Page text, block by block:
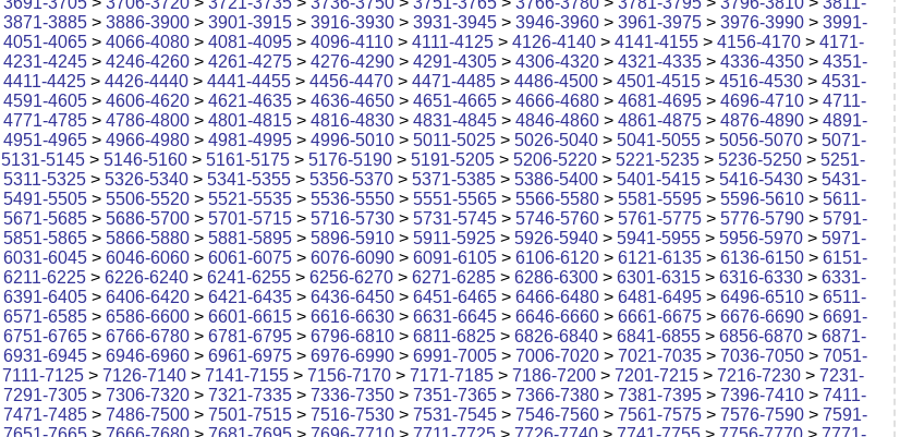
3871-3885 > 3886-3900 > 3901-3915 > 3916-3930 > 3931-3945 > 3946-3960 > 3961-3975 > 3976-3990 > 3991-
4051-4065 > 4066-4080 > 4081-4095 > 4096-4110 > 4111-4125 > 4126-4140 > 4141-4155 > 4156-4170 > 4171-
4231-4245 > 4246-4260 > 4261-4275 > 4276-4290 > 4291-4305 > 4306-4320 > 4321-4335 > 4336-4350 > 4351-
4411-4425 > 4426-4440 > 4441-4455 > 4456-4470 > 4471-4485 > 4486-4500 > 4501-4515 > 4516-4530 > 4531-
4591-4605 > 4606-4620 > 4621-4635 > 4636-4650 > 4651-4665 > 4666-4680 > 4681-4695 > 4696-4710 > 4711-
4771-4785 > 4786-4800 > 4801-4815 > 4816-4830 > 4831-4845 > 4846-4860 > 4861-4875 > 4876-4890 > 4891-
4951-4965 > 4966-4980 > 4981-4995 > 4996-5010 > 5011-5025 > 5026-5040 > 5041-5055 > 5056-5070 > 5071-
5131-5145 > 5146-5160 > 5161-5175 > 5176-5190 > 5191-5205 > 5206-5220 > 5221-5235 > 5236-5250 > 5251-
5311-5325 > 5326-5340 > 5341-5355 > 5356-5370 > 5371-5385 > 5386-5400 > 5401-5415 > 5416-5430 > 5431-
5491-5505 > 5506-5520 > 5521-5535 > 5536-5550 > 5551-5565 > 5566-5580 > 5581-5595 > 5596-5610 > 5611-
5671-5685 > 5686-5700 > 5701-5715 > 5716-5730 > 5731-5745 > 5746-5760 > 5761-5775 > 5776-5790 > 5791-
5851-5865 > 5866-5880 > 5881-5895 > 5896-5910 > 5911-5925 > 5926-5940 > 5941-5955 > 5956-5970 > 5971-
6031-6045 > 6046-6060 > 6061-6075 > 6076-6090 > 6091-6105 > 6106-6120 > 6121-6135 > 6136-6150 > 6151-
6211-6225 > 6226-6240 > 6241-6255 > 6256-6270 > 6271-6285 > 6286-6300 > 6301-6315 > 6316-6330 > 6331-
6391-6405 > 6406-6420 > 6421-6435 > 6436-6450 > 6451-6465 > 6466-6480 > 6481-6495 > 6496-6510 > 6511-
6571-6585 > 6586-6600 > 6601-6615 > 6616-6630 > 6631-6645 > 6646-6660 > 6661-6675 > 6676-6690 > 6691-
6751-6765 > 6766-6780 > 6781-6795 > 6796-6810 > 6811-6825 > 6826-6840 > 6841-6855 > 6856-6870 > 6871-
6931-6945 > 6946-6960 > 6961-6975 > 6976-6990 > 6991-7005 > 7006-7020 > 7021-7035 > 7036-7050 > 7051-
7111-7125 > 7126-7140 > 7141-7155 > 7156-7170 > 7171-7185 > 7186-7200 > 7201-7215 > 7216-7230 > 7231-
7291-7305 > 7306-7320 > 7321-7335 > 7336-7350 > 7351-7365 > 7366-7380 > 7381-7395 > 7396-7410 > 7411-
7471-7485 > 7486-7500 > 7501-7515 > 7516-7530 > 7531-7545 > 7546-7560 > 7561-7575 > 7576-7590 > 7591-